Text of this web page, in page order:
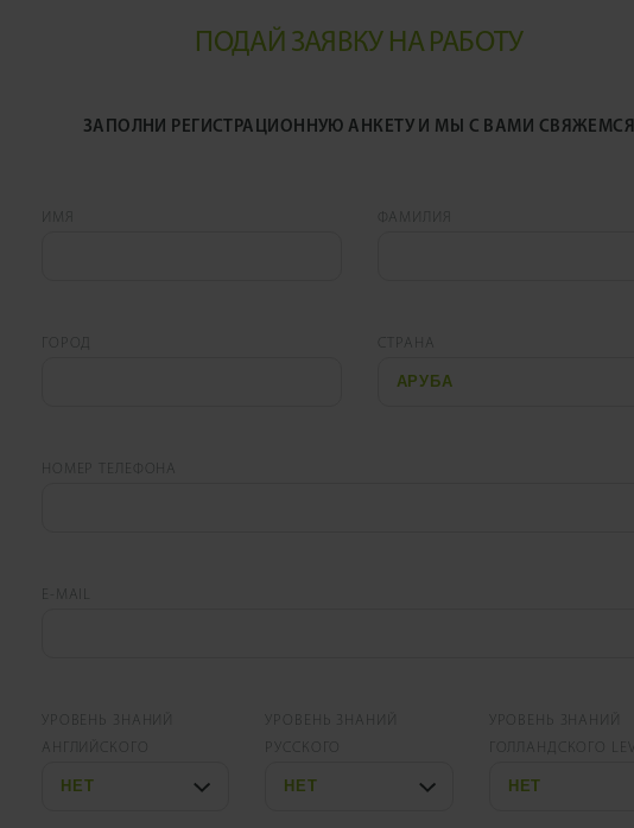
ПОДАЙ ЗАЯВКУ НА РАБОТУ
ЗАПОЛНИ РЕГИСТРАЦИОННУЮ АНКЕТУ И МЫ С ВАМИ
ФАМИЛИЯ
ГОРОД СТРАНА
НОМЕР ТЕЛЕФОНА
E-MAIL
УРОВЕНЬ ЗНАНИЙ
АНГЛИЙСКОГО
УРОВЕНЬ ЗНАНИЙ
РУССКОГО
УРОВЕНЬ ЗНАНИЙ
ГОЛЛАНДСКОГО